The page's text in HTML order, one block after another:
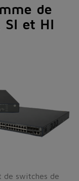
de
et HI
de switches de